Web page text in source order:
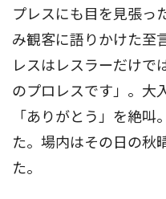
プレスにも目を見張っ
み観客に語りかけた至
レスはレスラーだけで
のプロレスです」。大
「ありがとう」を絶
た。場内はその日の秋
た。